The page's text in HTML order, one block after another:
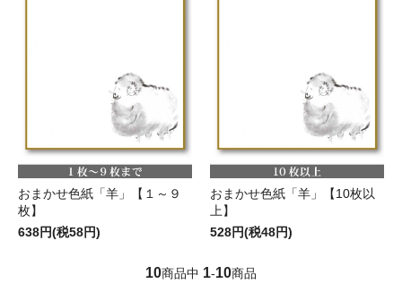
おまかせ色紙「羊」【１～９
枚】
638円(税58円)
おまかせ色紙「羊」【10枚以
上】
528円(税48円)
10商品中 1-10商品